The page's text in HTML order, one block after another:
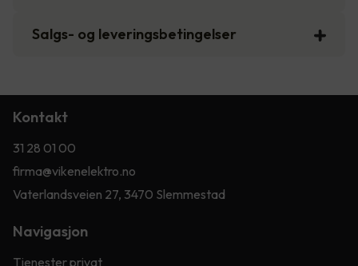
Salgs- og leveringsbetingelser
Kontakt
31 28 01 00
firma@vikenelektro.no
Vaterlandsveien 27, 3470 Slemmestad
Navigasjon
Tjenester privat